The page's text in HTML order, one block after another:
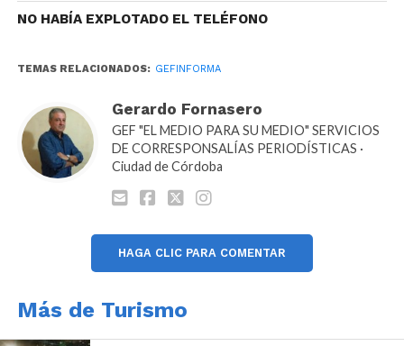
integración de la ciudad a la Red de Destinos Sede de
También forman parte de este convenio la propuesta
de trabajar de manera conjunta el Legado Jesuita de
la ciudad, declarado Patrimonio Unesco, además de
integrar y articular un programa intermunicipal en
NO HABÍA EXPLOTADO EL TELÉFONO
TEMAS RELACIONADOS: GEFINFORMA
Gerardo Fornasero
GEF "EL MEDIO PARA SU MEDIO" SERVICIOS
DE CORRESPONSALÍAS PERIODÍSTICAS ·
Ciudad de Córdoba
HAGA CLIC PARA COMENTAR
Más de Turismo